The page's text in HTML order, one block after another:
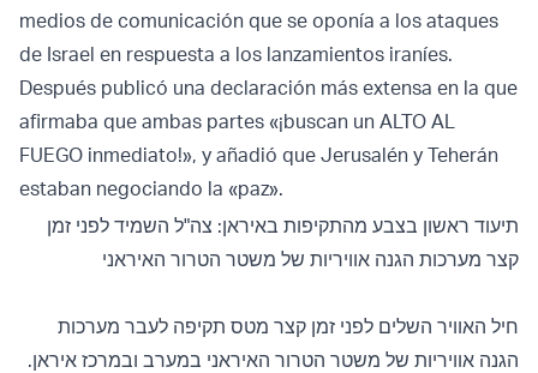
medios de comunicación que se oponía a los ataques
de Israel en respuesta a los lanzamientos iraníes.
Después publicó una declaración más extensa en la que
afirmaba que ambas partes «¡buscan un ALTO AL
FUEGO inmediato!», y añadió que Jerusalén y Teherán
estaban negociando la «paz».
תיעוד ראשון בצבע מהתקיפות באיראן: צה"ל השמיד לפני זמן
קצר מערכות הגנה אוויריות של משטר הטרור האיראני
חיל האוויר השלים לפני זמן קצר מטס תקיפה לעבר מערכות
הגנה אוויריות של משטר הטרור האיראני במערב ובמרכז איראן.